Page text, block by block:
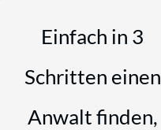
Einfach in 3
Schritten einen
Anwalt finden,